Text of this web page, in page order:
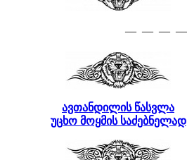
— — —
ავთანდილის წასვლა
უცხო მოყმის საძებნელად